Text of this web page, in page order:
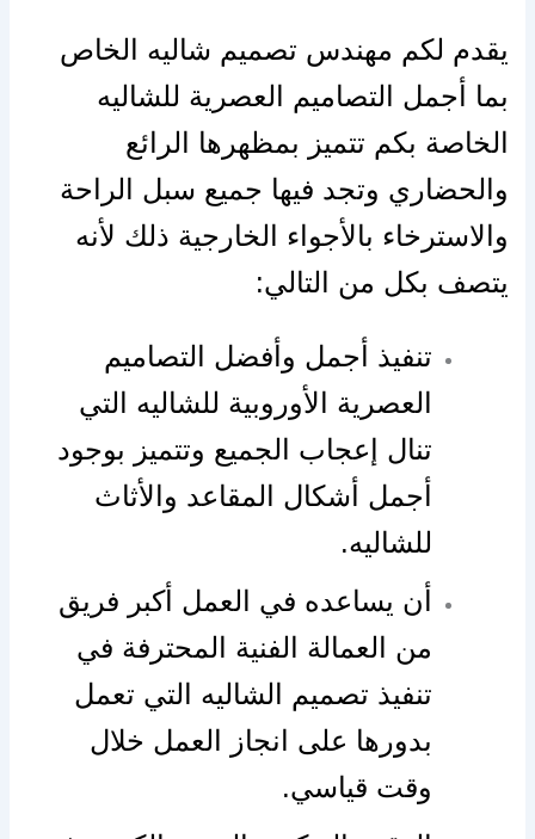
يقدم لكم مهندس تصميم شاليه الخاص
بما أجمل التصاميم العصرية للشاليه
الخاصة بكم تتميز بمظهرها الرائع
والحضاري وتجد فيها جميع سبل الراحة
والاسترخاء بالأجواء الخارجية ذلك لأنه
يتصف بكل من التالي:
تنفيذ أجمل وأفضل التصاميم
العصرية الأوروبية للشاليه التي
تنال إعجاب الجميع وتتميز بوجود
أجمل أشكال المقاعد والأثاث
للشاليه.
أن يساعده في العمل أكبر فريق
من العمالة الفنية المحترفة في
تنفيذ تصميم الشاليه التي تعمل
بدورها على انجاز العمل خلال
وقت قياسي.